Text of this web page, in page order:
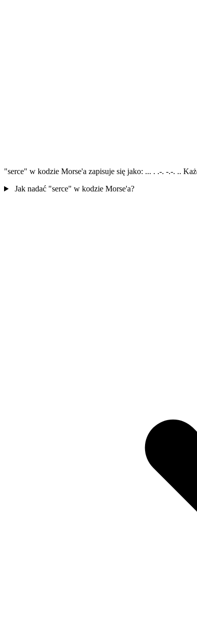
"serce" w kodzie Morse'a zapisuje się jako: ... . .-. -.-. ..
Jak nadać "serce" w kodzie Morse'a?